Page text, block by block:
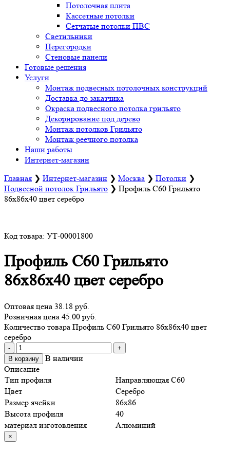
Потолочная плита
Кассетные потолки
Сетчатые потолки ПВС
Светильники
Перегородки
Стеновые панели
Готовые решения
Услуги
Монтаж подвесных потолочных конструкций
Доставка до заказчика
Окраска подвесного потолка грильято
Декорирование под дерево
Монтаж потолков Грильято
Монтаж реечного потолка
Наши работы
Интернет-магазин
Главная ❯ Интернет-магазин ❯ Москва ❯ Потолки ❯
Подвесной потолок Грильято ❯ Профиль С60 Грильято
86х86х40 цвет серебро
Код товара: УТ-00001800
Профиль С60 Грильято
86х86х40 цвет серебро
Оптовая цена 38.18 руб.
Розничная цена 45.00 руб.
Количество товара Профиль С60 Грильято 86х86х40 цвет
серебро
-
+
В корзину
В наличии
Описание
Тип профиля
Направляющая С60
Цвет
Серебро
Размер ячейки
86х86
Высота профиля
40
материал изготовления
Алюминий
×